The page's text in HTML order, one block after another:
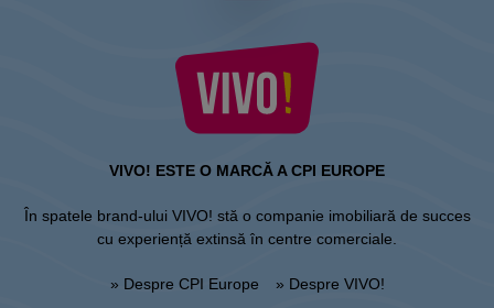
VIVO! ESTE O MARCĂ A CPI EUROPE
În spatele brand-ului VIVO! stă o companie imobiliară de succes
cu experiență extinsă în centre comerciale.
» Despre CPI Europe » Despre VIVO!